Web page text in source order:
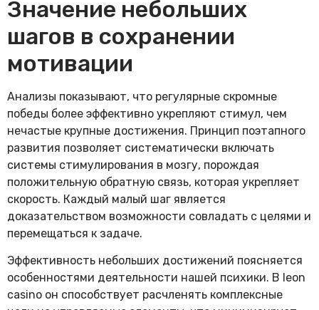
Значение небольших
шагов в сохранении
мотивации
Анализы показывают, что регулярные скромные
победы более эффективно укрепляют стимул, чем
нечастые крупные достижения. Принцип поэтапного
развития позволяет систематически включать
системы стимулирования в мозгу, порождая
положительную обратную связь, которая укрепляет
скорость. Каждый малый шаг является
доказательством возможности совладать с целями и
перемещаться к задаче.
Эффективность небольших достижений поясняется
особенностями деятельности нашей психики. В leon
casino он способствует расчленять комплексные